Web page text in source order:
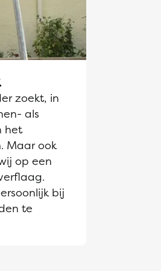
zoekt, in
als
het
Maar ook
op een
bij
te